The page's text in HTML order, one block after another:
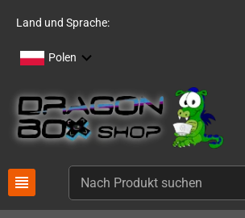
Land und Sprache:
Polen
view_headline